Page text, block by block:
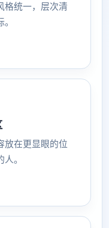
格统一，层次清
放在更显眼的位
。